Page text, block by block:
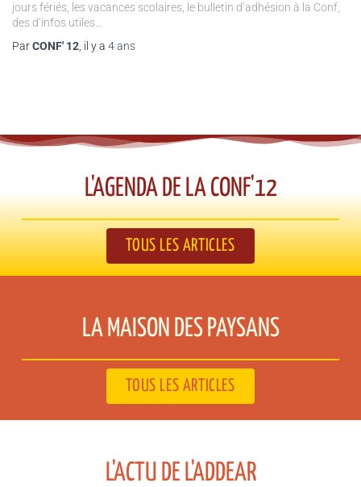
jours fériés, les vacances scolaires, le bulletin d’adhésion à la Conf,
des d’infos utiles…
ParCONF' 12, il y a 4 ans
L'AGENDA DE LA CONF'12​
TOUS LES ARTICLES
LA MAISON DES PAYSANS​
TOUS LES ARTICLES
L'ACTU DE L'ADDEAR​